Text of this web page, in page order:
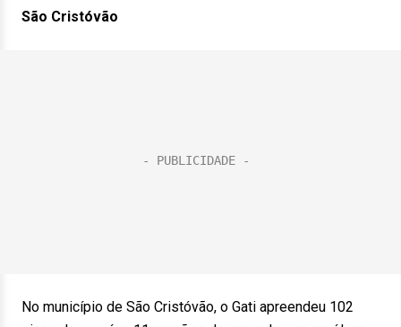
São Cristóvão
No município de São Cristóvão, o Gati apreendeu 102